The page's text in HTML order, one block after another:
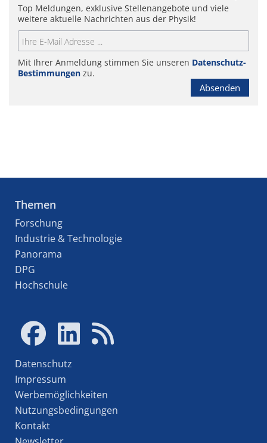
Top Meldungen, exklusive Stellenangebote und viele
weitere aktuelle Nachrichten aus der Physik!
Mit Ihrer Anmeldung stimmen Sie unseren Datenschutz-
Bestimmungen zu.
Absenden
Themen
Forschung
Industrie & Technologie
Panorama
DPG
Hochschule
Datenschutz
Impressum
Werbemöglichkeiten
Nutzungsbedingungen
Kontakt